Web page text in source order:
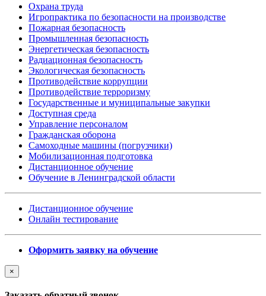
Охрана труда
Игропрактика по безопасности на производстве
Пожарная безопасность
Промышленная безопасность
Энергетическая безопасность
Радиационная безопасность
Экологическая безопасность
Противодействие коррупции
Противодействие терроризму
Государственные и муниципальные закупки
Доступная среда
Управление персоналом
Гражданская оборона
Самоходные машины (погрузчики)
Мобилизационная подготовка
Дистанционное обучение
Обучение в Ленинградской области
Дистанционное обучение
Онлайн тестирование
Оформить заявку на обучение
×